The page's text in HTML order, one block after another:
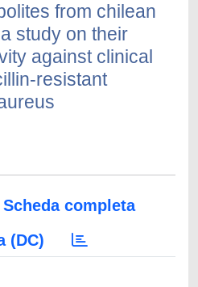
from chilean
study on their
against clinical
resistant
Scheda completa
(DC)